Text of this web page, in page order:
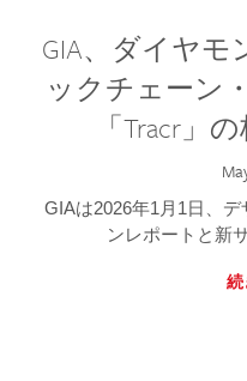
GIA、ダイヤモ
ックチェーン
「Tracr」
GIAは2026年1月1日、
ンレポートと新